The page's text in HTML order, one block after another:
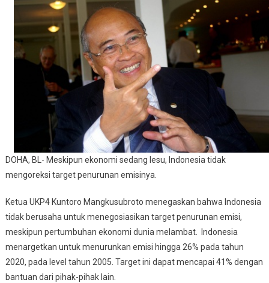
Penurunan
Emisi
Indonesia
Jalan
Terus
DOHA, BL- Meskipun ekonomi sedang lesu, Indonesia tidak
mengoreksi target penurunan emisinya.
Ketua UKP4 Kuntoro Mangkusubroto menegaskan bahwa Indonesia
tidak berusaha untuk menegosiasikan target penurunan emisi,
meskipun pertumbuhan ekonomi dunia melambat. Indonesia
menargetkan untuk menurunkan emisi hingga 26% pada tahun
2020, pada level tahun 2005. Target ini dapat mencapai 41% dengan
bantuan dari pihak-pihak lain.